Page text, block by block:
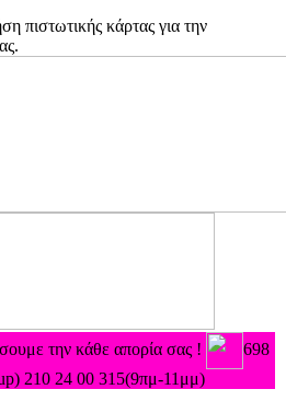
πιστωτικής κάρτας για την
την κάθε απορία σας !
698
210 24 00 315(9πμ-11μμ)